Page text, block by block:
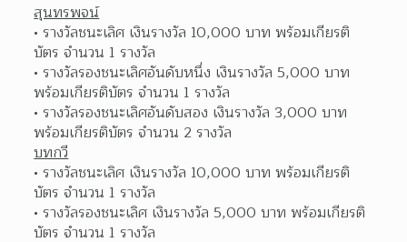
สุนทรพจน์
รางวัลชนะเลิศ เงินรางวัล 10,000 บาท พร้อมเกียรติ
บัตร จำนวน 1 รางวัล
รางวัลรองชนะเลิศอันดับหนึ่ง เงินรางวัล 5,000 บาท
พร้อมเกียรติบัตร จำนวน 1 รางวัล
รางวัลรองชนะเลิศอันดับสอง เงินรางวัล 3,000 บาท
พร้อมเกียรติบัตร จำนวน 2 รางวัล
บทกวี
รางวัลชนะเลิศ เงินรางวัล 10,000 บาท พร้อมเกียรติ
บัตร จำนวน 1 รางวัล
รางวัลรองชนะเลิศ เงินรางวัล 5,000 บาท พร้อมเกียรติ
บัตร จำนวน 1 รางวัล